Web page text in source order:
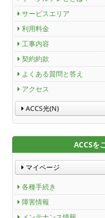
るための苦情・相談対応
[5]お客様がACCSからご
ーサービス、メンテナン
[6]お客様の個人情報の集
別、特定できないよう
サービスの向上及び新
に、お客様に提供するサ
(4) 上記の利用目的以外
場合を除き、事前にお客
絡し、お客様から事前
3．個人情報の共同利用
ACCSは、ACCSとの提
る割引サービスに関して
意いただいたお客様の個
法23条第4項3号の規定
用します。
サービスエリア
利用料金
工事内容
契約約款
よくある質問と答え
アクセス
ACCS光(N)
ACCSを
マイページ
各種手続き
障害情報